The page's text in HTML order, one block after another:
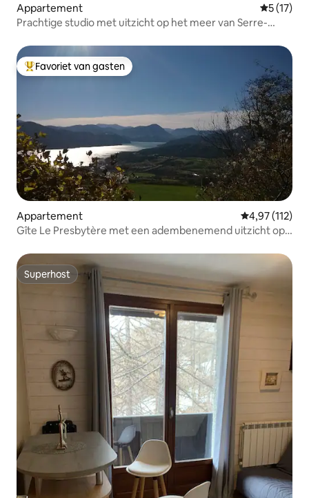
Appartement
5 (17)
Prachtige studio met uitzicht op het meer van Serre-
Topfavoriet van gasten
Favoriet van gasten
Appartement Gemiddelde
4,97 (112)
Gîte Le Presbytère met een adembenemend uitzicht op
Superhost
Superhost